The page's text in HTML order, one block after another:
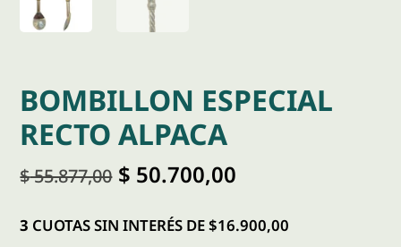
BOMBILLON ESPECIAL
RECTO ALPACA
$55.877,00 El
precio
original
era:
$ 50.700,00
es:
3 CUOTAS SIN INTERÉS DE $16.900,00